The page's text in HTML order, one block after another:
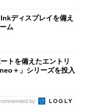
ディスプレイを備え
ム
トを備えたエントリ
＋」シリーズを投入
by